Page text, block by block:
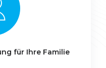
für Ihre Familie